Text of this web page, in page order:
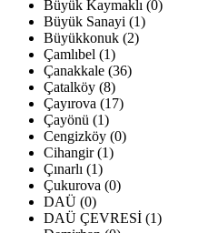
Büyük Kaymaklı (0)
Büyük Sanayi (1)
Büyükkonuk (2)
Çamlıbel (1)
Çanakkale (36)
Çatalköy (8)
Çayırova (17)
Çayönü (1)
Cengizköy (0)
Cihangir (1)
Çınarlı (1)
Çukurova (0)
DAÜ (0)
DAÜ ÇEVRESİ (1)